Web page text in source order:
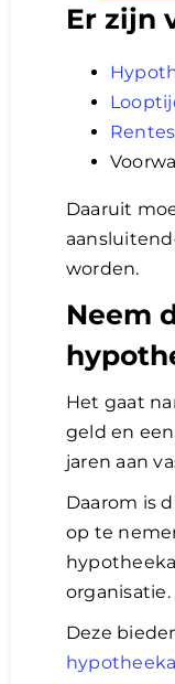
Er zijn
Rentes
Daaruit
worden.
Neem
Het gaat
geld en
jaren aan
Daarom is
op te
organisatie.
Deze